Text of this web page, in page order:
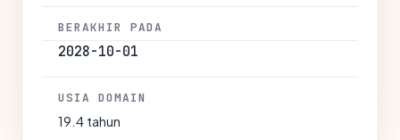
BERAKHIR PADA
2028-10-01
USIA DOMAIN
19.4 tahun